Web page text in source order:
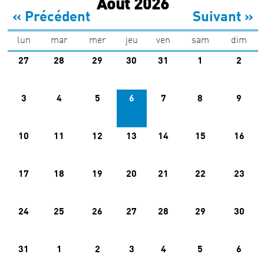
Août 2026
« Précédent Suivant »
lun mar mer jeu ven sam dim
27 28 29 30 31 1 2
3 4 5 6 7 8 9
10 11 12 13 14 15 16
17 18 19 20 21 22 23
24 25 26 27 28 29 30
31 1 2 3 4 5 6